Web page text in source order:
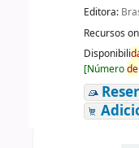
Editora:
Recursos
Disponibili
[Númerode